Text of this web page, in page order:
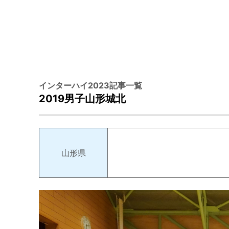
インターハイ2023記事一覧
2019男子山形城北
山形県